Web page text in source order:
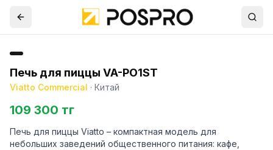
Печь для пиццы VA-PO1ST
Viatto Commercial · Китай
109 300 тг
Печь для пиццы Viatto – компактная модель для
небольших заведений общественного питания: кафе,